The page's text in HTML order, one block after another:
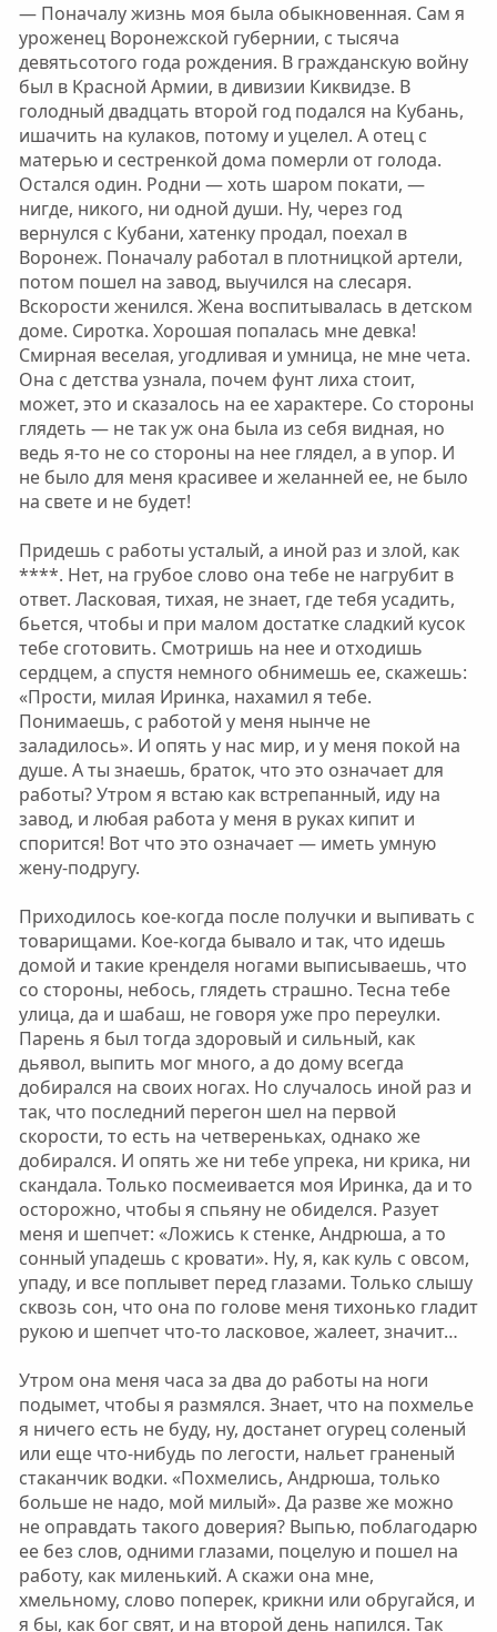
— Поначалу жизнь моя была обыкновенная. Сам я
уроженец Воронежской губернии, с тысяча
девятьсотого года рождения. В гражданскую войну
был в Красной Армии, в дивизии Киквидзе. В
голодный двадцать второй год подался на Кубань,
ишачить на кулаков, потому и уцелел. А отец с
матерью и сестренкой дома померли от голода.
Остался один. Родни — хоть шаром покати, —
нигде, никого, ни одной души. Ну, через год
вернулся с Кубани, хатенку продал, поехал в
Воронеж. Поначалу работал в плотницкой артели,
потом пошел на завод, выучился на слесаря.
Вскорости женился. Жена воспитывалась в детском
доме. Сиротка. Хорошая попалась мне девка!
Смирная веселая, угодливая и умница, не мне чета.
Она с детства узнала, почем фунт лиха стоит,
может, это и сказалось на ее характере. Со стороны
глядеть — не так уж она была из себя видная, но
ведь я-то не со стороны на нее глядел, а в упор. И
не было для меня красивее и желанней ее, не было
на свете и не будет!
Придешь с работы усталый, а иной раз и злой, как
****. Нет, на грубое слово она тебе не нагрубит в
ответ. Ласковая, тихая, не знает, где тебя усадить,
бьется, чтобы и при малом достатке сладкий кусок
тебе сготовить. Смотришь на нее и отходишь
сердцем, а спустя немного обнимешь ее, скажешь:
«Прости, милая Иринка, нахамил я тебе.
Понимаешь, с работой у меня нынче не
заладилось». И опять у нас мир, и у меня покой на
душе. А ты знаешь, браток, что это означает для
работы? Утром я встаю как встрепанный, иду на
завод, и любая работа у меня в руках кипит и
спорится! Вот что это означает — иметь умную
жену-подругу.
Приходилось кое-когда после получки и выпивать с
товарищами. Кое-когда бывало и так, что идешь
домой и такие кренделя ногами выписываешь, что
со стороны, небось, глядеть страшно. Тесна тебе
улица, да и шабаш, не говоря уже про переулки.
Парень я был тогда здоровый и сильный, как
дьявол, выпить мог много, а до дому всегда
добирался на своих ногах. Но случалось иной раз и
так, что последний перегон шел на первой
скорости, то есть на четвереньках, однако же
добирался. И опять же ни тебе упрека, ни крика, ни
скандала. Только посмеивается моя Иринка, да и то
осторожно, чтобы я спьяну не обиделся. Разует
меня и шепчет: «Ложись к стенке, Андрюша, а то
сонный упадешь с кровати». Ну, я, как куль с овсом,
упаду, и все поплывет перед глазами. Только слышу
сквозь сон, что она по голове меня тихонько гладит
рукою и шепчет что-то ласковое, жалеет, значит…
Утром она меня часа за два до работы на ноги
подымет, чтобы я размялся. Знает, что на похмелье
я ничего есть не буду, ну, достанет огурец соленый
или еще что-нибудь по легости, нальет граненый
стаканчик водки. «Похмелись, Андрюша, только
больше не надо, мой милый». Да разве же можно
не оправдать такого доверия? Выпью, поблагодарю
ее без слов, одними глазами, поцелую и пошел на
работу, как миленький. А скажи она мне,
хмельному, слово поперек, крикни или обругайся, и
я бы, как бог свят, и на второй день напился. Так